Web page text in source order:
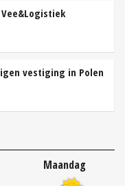
vestiging in Polen
Maandag